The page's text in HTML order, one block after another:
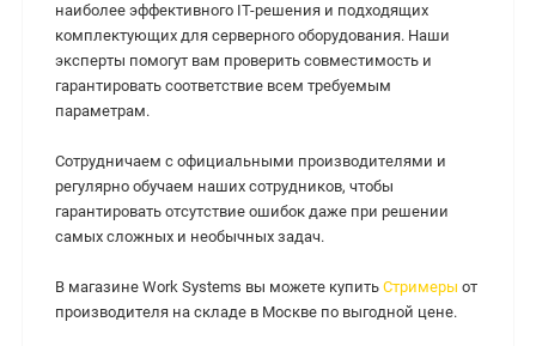
наиболее эффективного IT-решения и подходящих
комплектующих для серверного оборудования. Наши
эксперты помогут вам проверить совместимость и
гарантировать соответствие всем требуемым
параметрам.
Сотрудничаем с официальными производителями и
регулярно обучаем наших сотрудников, чтобы
гарантировать отсутствие ошибок даже при решении
самых сложных и необычных задач.
В магазине Work Systems вы можете купить Стримеры от
производителя на складе в Москве по выгодной цене.